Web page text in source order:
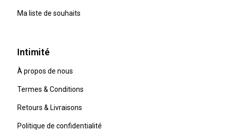
Ma liste de souhaits
Intimité
À propos de nous
Termes & Conditions
Retours & Livraisons
Politique de confidentialité